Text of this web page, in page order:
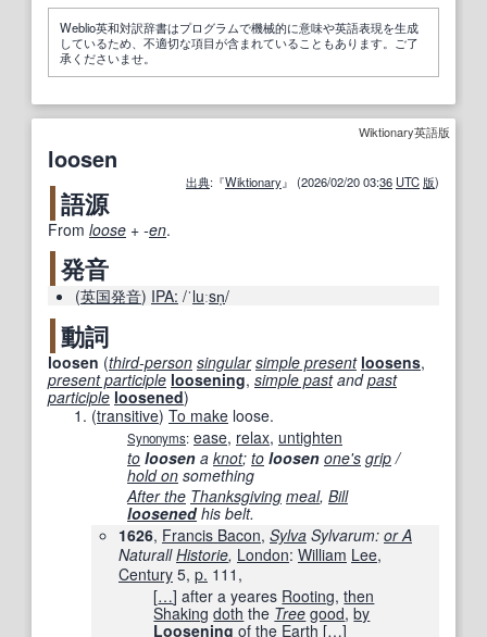
Weblio英和対訳辞書はプログラムで機械的に意味や英語表現を生成
しているため、不適切な項目が含まれていることもあります。ご了
承くださいませ。
Wiktionary英語版
loosen
出典:『Wiktionary』 (2026/02/20 03:36 UTC 版)
語源
From loose +‎ -en.
発音
(英国発音) IPA: /ˈluːsn̩/
動詞
loosen (third-person singular simple present loosens,
present participle loosening, simple pastandpast
participle loosened)
(transitive) To make loose.
Synonyms: ease, relax, untighten
to loosen a knot; to loosen one's grip/
hold on something
After the Thanksgiving meal, Bill
loosenedhis belt.
1626, Francis Bacon, Sylva Sylvarum: or A
NaturallHistorie, London: William Lee,
Century 5, p. 111,
[…] after a yeares Rooting,then
Shaking doth the Tree good,by
Loosening of the Earth […]